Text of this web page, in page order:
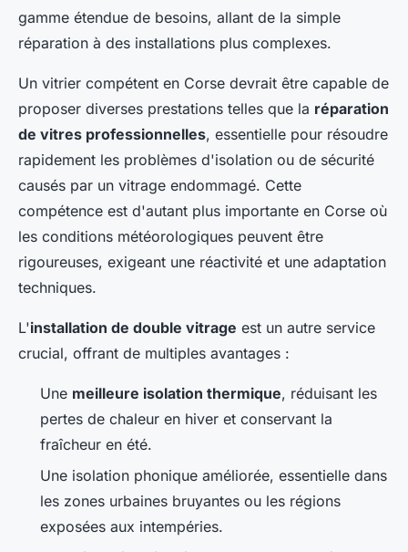
gamme étendue de besoins, allant de la simple
réparation à des installations plus complexes.
Un vitrier compétent en Corse devrait être capable de
proposer diverses prestations telles que la réparation
de vitres professionnelles, essentielle pour résoudre
rapidement les problèmes d'isolation ou de sécurité
causés par un vitrage endommagé. Cette
compétence est d'autant plus importante en Corse où
les conditions météorologiques peuvent être
rigoureuses, exigeant une réactivité et une adaptation
techniques.
L'installation de double vitrage est un autre service
crucial, offrant de multiples avantages :
Une meilleure isolation thermique, réduisant les
pertes de chaleur en hiver et conservant la
fraîcheur en été.
Une isolation phonique améliorée, essentielle dans
les zones urbaines bruyantes ou les régions
exposées aux intempéries.